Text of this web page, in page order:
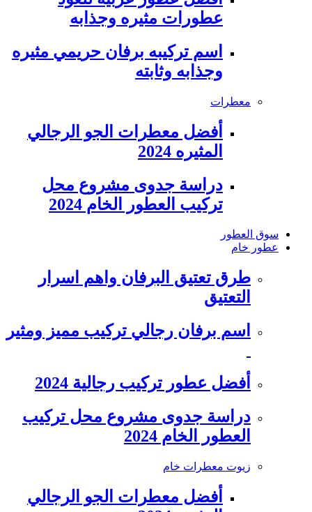
عطورات مثيره وجذابه
اسم تركيبه برفان حريمي مثيره
وجذابه وثابته
معطرات
أفضل معطرات الجو الرجالي
المثيره 2024
دراسة جدوى مشروع محل
تركيب العطور الخام 2024
سوق العطور
عطور خام
طرق تعتيق البرفان واهم اسرار
التعتيق
اسم برفان رجالي تركيب مميز ومثير
أفضل عطور تركيب رجالية 2024
دراسة جدوى مشروع محل تركيب
العطور الخام 2024
زيوت معطرات خام
أفضل معطرات الجو الرجالي